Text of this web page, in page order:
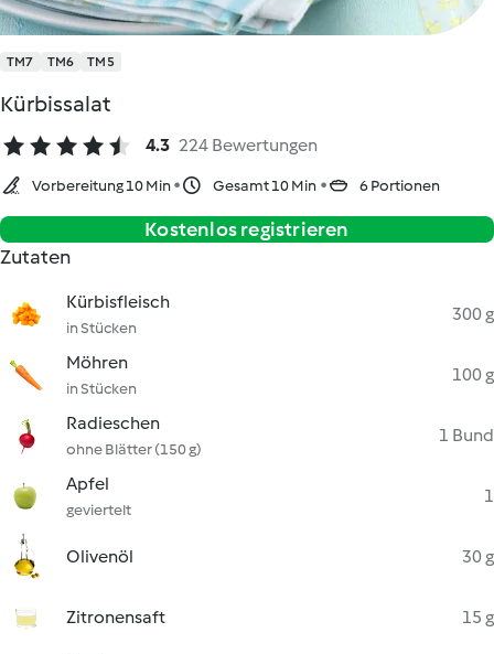
TM7 TM6 TM5
Kürbissalat
4.3 224 Bewertungen
Vorbereitung 10 Min Gesamt 10 Min 6 Portionen
Kostenlos registrieren
Zutaten
Kürbisfleisch
in Stücken
300 g
Möhren
in Stücken
100 g
Radieschen
ohne Blätter (150 g)
1 Bund
Apfel
geviertelt
1
Olivenöl 30 g
Zitronensaft 15 g